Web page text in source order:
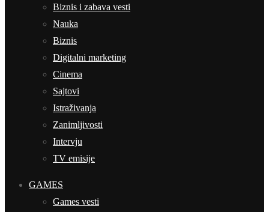
Biznis i zabava vesti
Nauka
Biznis
Digitalni marketing
Cinema
Sajtovi
Istraživanja
Zanimljivosti
Intervju
TV emisije
GAMES
Games vesti